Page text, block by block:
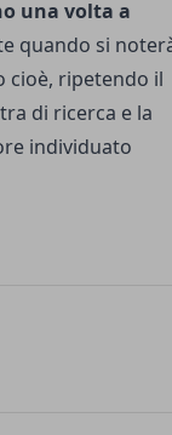
una volta a
quando si
cioè, ripetendo il
di ricerca e la
individuato